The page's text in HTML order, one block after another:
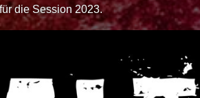
die Session 2023.